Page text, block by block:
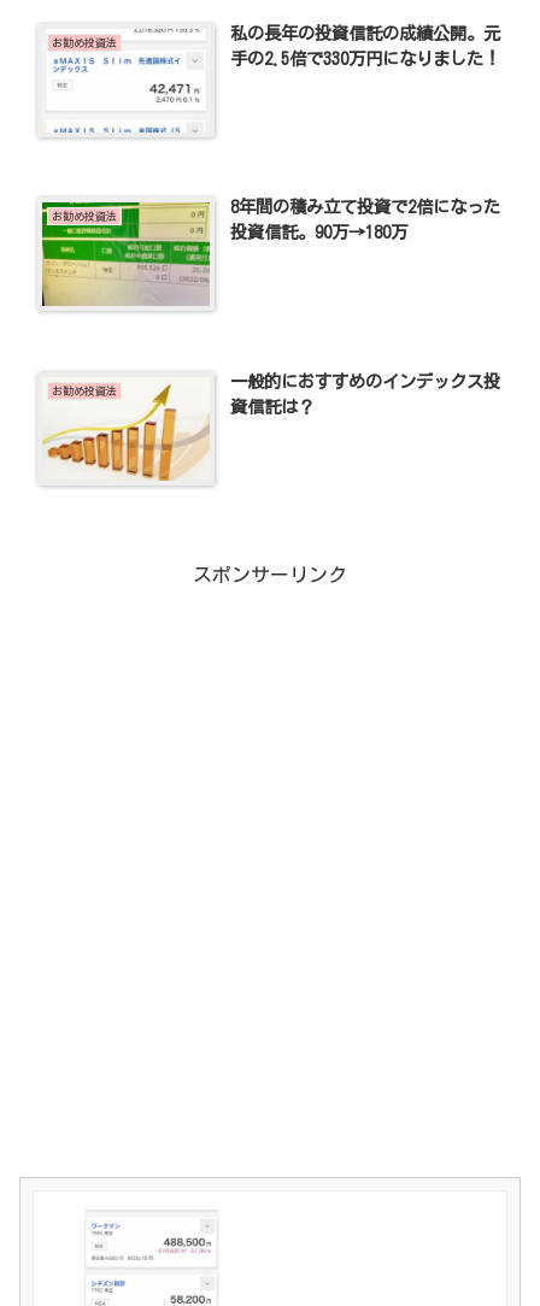
お勧め投資法
私の長年の投資信託の成績公開。元
手の2.5倍で330万円になりました！
お勧め投資法
8年間の積み立て投資で2倍になった
投資信託。90万→180万
お勧め投資法
一般的におすすめのインデックス投
資信託は？
スポンサーリンク